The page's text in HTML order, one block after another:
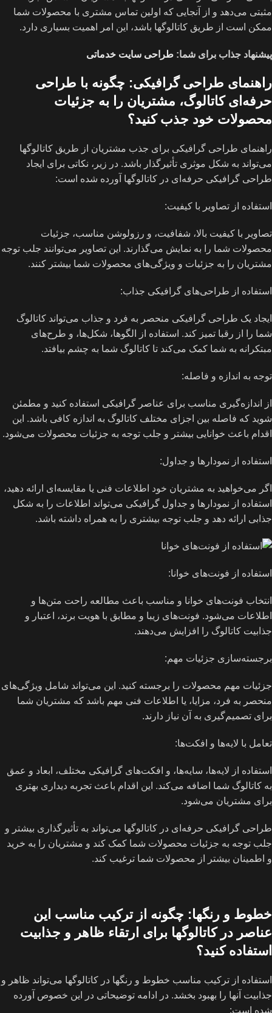
مثبتی می‌دهد و از آنجایی که اولین تماس مشتری با محصولات شما
ممکن است از طریق کاتالوگها باشد، این امر اهمیت بسیاری دارد.
پیشنهاد جذاب برای شما: طراحی سایت خدماتی
راهنمای طراحی گرافیکی: چگونه با طراحی
حرفه‌ای کاتالوگ، مشتریان را به جزئیات
محصولات خود جذب کنید؟
راهنمای طراحی گرافیکی برای جذب مشتریان از طریق کاتالوگها
می‌تواند به شکل موثری تأثیرگذار باشد. در زیر، نکاتی برای ایجاد
طراحی گرافیکی حرفه‌ای در کاتالوگها آورده شده است:
استفاده از تصاویر با کیفیت:
تصاویر با کیفیت بالا، شفافیت، و رزولوشن مناسب، جزئیات
محصولات شما را به نمایش می‌گذارند. این تصاویر می‌توانند جلب توجه
مشتریان را به جزئیات و ویژگی‌های محصولات شما بیشتر کنند.
استفاده از طراحی‌های گرافیکی جذاب:
ایجاد یک طراحی گرافیکی منحصر به فرد و جذاب می‌تواند کاتالوگ
شما را از رقبا تمیز کند. استفاده از الگوها، شکل‌ها، و طرح‌های
مبتکرانه به شما کمک می‌کند تا کاتالوگ شما به چشم بیافتد.
توجه به اندازه و فاصله:
از اندازه‌گیری مناسب برای عناصر گرافیکی استفاده کنید و مطمئن
شوید که فاصله بین اجزای مختلف کاتالوگ به اندازه کافی باشد. این
اقدام باعث خوانایی بیشتر و جلب توجه به جزئیات محصولات می‌شود.
استفاده از نمودارها و جداول:
اگر می‌خواهید به مشتریان خود اطلاعات فنی یا مقایسه‌ای ارائه دهید،
استفاده از نمودارها و جداول گرافیکی می‌تواند اطلاعات را به شکل
جذابی ارائه دهد و جلب توجه بیشتری را به همراه داشته باشد.
استفاده از فونت‌های خوانا:
انتخاب فونت‌های خوانا و مناسب باعث مطالعه راحت متن‌ها و
اطلاعات می‌شود. فونت‌های زیبا و مطابق با هویت برند، اعتبار و
جذابیت کاتالوگ را افزایش می‌دهند.
برجسته‌سازی جزئیات مهم:
جزئیات مهم محصولات را برجسته کنید. این می‌تواند شامل ویژگی‌های
منحصر به فرد، مزایا، یا اطلاعات فنی مهم باشد که مشتریان شما
برای تصمیم‌گیری به آن نیاز دارند.
تعامل با لایه‌ها و افکت‌ها:
استفاده از لایه‌ها، سایه‌ها، و افکت‌های گرافیکی مختلف، ابعاد و عمق
به کاتالوگ شما اضافه می‌کند. این اقدام باعث تجربه دیداری بهتری
برای مشتریان می‌شود.
طراحی گرافیکی حرفه‌ای در کاتالوگها می‌تواند به تأثیرگذاری بیشتر و
جلب توجه به جزئیات محصولات شما کمک کند و مشتریان را به خرید
و اطمینان بیشتر از محصولات شما ترغیب کند.
خطوط و رنگها: چگونه از ترکیب مناسب این
عناصر در کاتالوگها برای ارتقاء ظاهر و جذابیت
استفاده کنید؟
استفاده از ترکیب مناسب خطوط و رنگها در کاتالوگها می‌تواند ظاهر و
جذابیت آنها را بهبود بخشد. در ادامه توضیحاتی در این خصوص آورده
شده است: